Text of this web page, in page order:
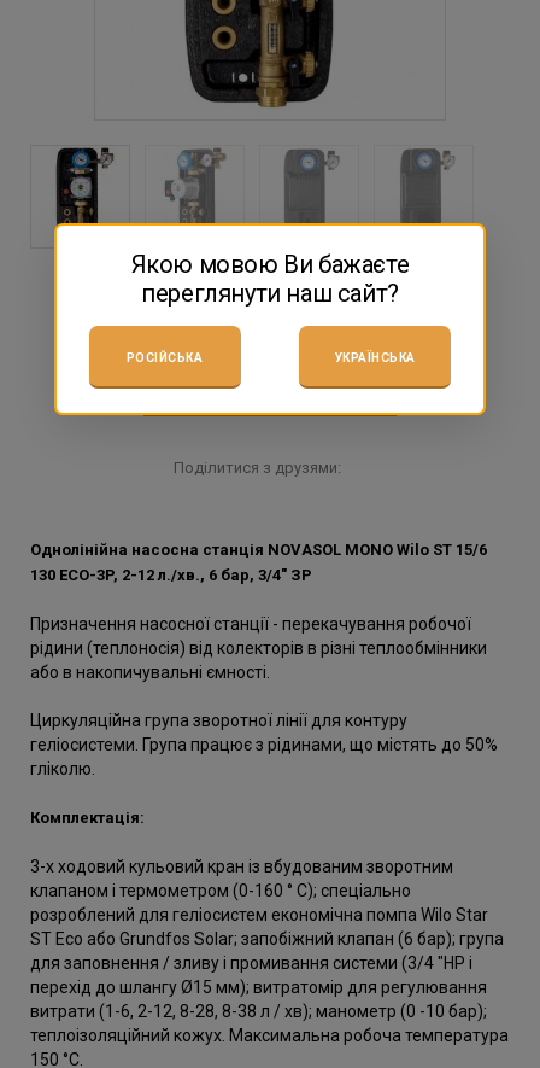
замовити консультацію
Поділитися з друзями:
Однолінійна насосна станція NOVASOL MONO Wilo ST 15/6
130 ECO-3P, 2-12 л./хв., 6 бар, 3/4" ЗР
Призначення насосної станції - перекачування робочої
рідини (теплоносія) від колекторів в різні теплообмінники
або в накопичувальні ємності.
Циркуляційна група зворотної лінії для контуру
геліосистеми. Група працює з рідинами, що містять до 50%
гліколю.
Комплектація:
3-х ходовий кульовий кран із вбудованим зворотним
клапаном і термометром (0-160 ° С); спеціально
розроблений для геліосистем економічна помпа Wilo Star
ST Eco або Grundfos Solar; запобіжний клапан (6 бар); група
для заповнення / зливу і промивання системи (3/4 "НР і
перехід до шлангу Ø15 мм); витратомір для регулювання
витрати (1-6, 2-12, 8-28, 8-38 л / хв); манометр (0 -10 бар);
теплоізоляційний кожух. Максимальна робоча температура
150 °C.
Якою мовою Ви бажаєте
переглянути наш сайт?
РОСІЙСЬКА УКРАЇНСЬКА